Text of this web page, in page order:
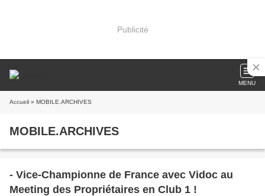
Publicité
MENU
Accueil » MOBILE.ARCHIVES
MOBILE.ARCHIVES
- Vice-Championne de France avec Vidoc au
Meeting des Propriétaires en Club 1 !